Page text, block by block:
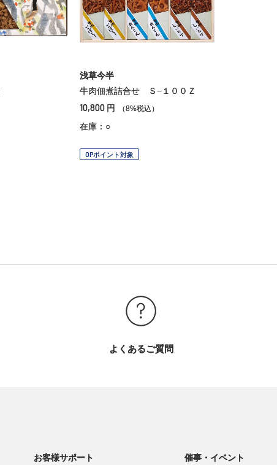
浅草今半
牛肉佃煮詰合せ Ｓ−１００Ｚ
10,800 円 （8%税込）
在庫：○
OPポイント対象
よくあるご質問
お客様サポート 催事・イベント